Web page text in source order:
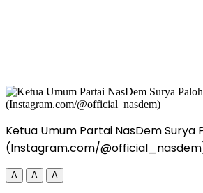
Ketua Umum Partai NasDem Surya
(Instagram.com/
A A A